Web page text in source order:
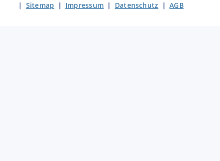
| Sitemap | Impressum | Datenschutz |AGB